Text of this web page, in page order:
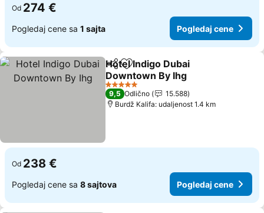
Od 274 €
Pogledaj cene sa 1 sajta Pogledaj cene
Deli Dodati u favorite
Hotel Indigo Dubai
Downtown By Ihg
Pogledaj cene
5 Zvezdice
9,5 Odlično
15.588
Burdž Kalifa: udaljenost 1.4 km
Od 238 €
Pogledaj cene sa 8 sajtova Pogledaj cene